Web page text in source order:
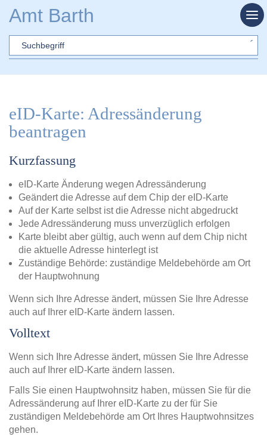
Amt Barth
Sword
eID-Karte: Adressänderung
beantragen
Kurzfassung
eID-Karte Änderung wegen Adressänderung
Geändert die Adresse auf dem Chip der eID-Karte
Auf der Karte selbst ist die Adresse nicht abgedruckt
Jede Adressänderung muss unverzüglich erfolgen
Karte bleibt aber gültig, auch wenn auf dem Chip nicht
die aktuelle Adresse hinterlegt ist
Zuständige Behörde: zuständige Meldebehörde am Ort
der Hauptwohnung
Wenn sich Ihre Adresse ändert, müssen Sie Ihre Adresse
auch auf Ihrer eID-Karte ändern lassen.
Volltext
Wenn sich Ihre Adresse ändert, müssen Sie Ihre Adresse
auch auf Ihrer eID-Karte ändern lassen.
Falls Sie einen Hauptwohnsitz haben, müssen Sie für die
Adressänderung auf Ihrer eID-Karte zu der für Sie
zuständigen Meldebehörde am Ort Ihres Hauptwohnsitzes
gehen.